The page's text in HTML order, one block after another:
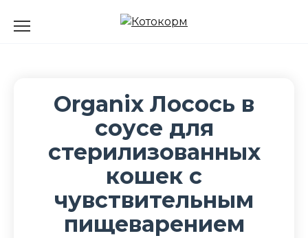
Organix Лосось в
соусе для
стерилизованных
кошек с
чувствительным
пищеварением